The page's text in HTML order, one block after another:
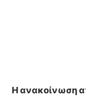
Η ανακοίνωση